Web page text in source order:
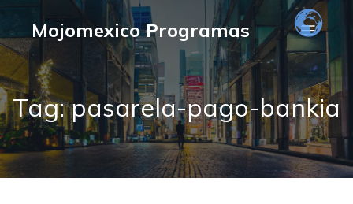
Mojomexico Programas
Tag: pasarela-pago-bankia